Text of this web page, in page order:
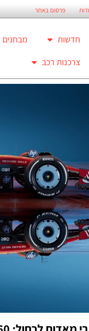
פרסום באתר
חדשות מבחנים
צרכנות רכב